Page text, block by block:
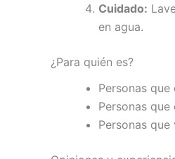
Cuidado:
en agua.
¿Para quién es?
Personas
Personas
Personas